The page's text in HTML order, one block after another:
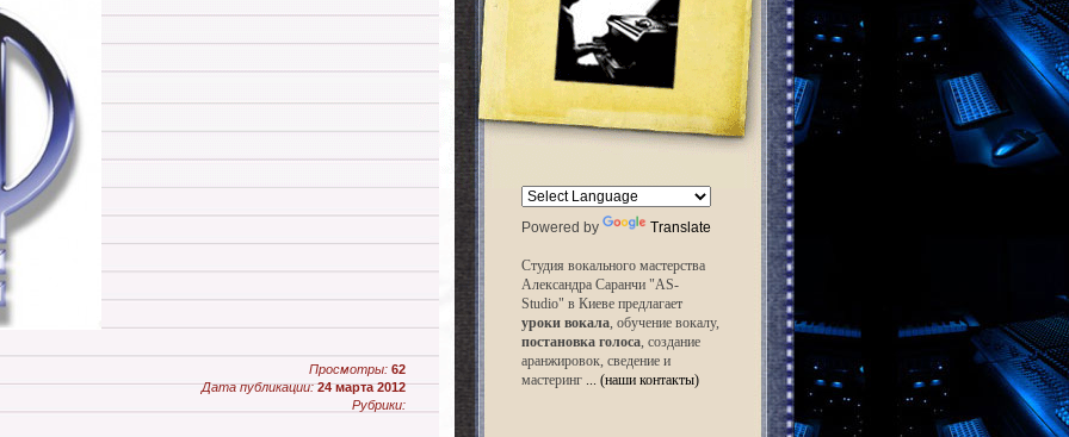
Просмотры: 62
Дата публикации: 24 марта 2012
Рубрики:
Powered by Translate
Студия вокального мастерства
Александра Саранчи "AS-
Studio" в Киеве предлагает
уроки вокала, обучение вокалу,
постановка голоса, создание
аранжировок, сведение и
мастеринг ... (наши контакты)